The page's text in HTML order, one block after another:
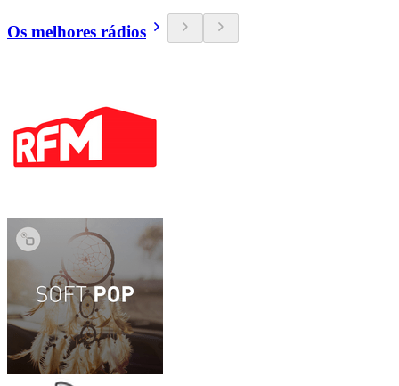
Os melhores rádios